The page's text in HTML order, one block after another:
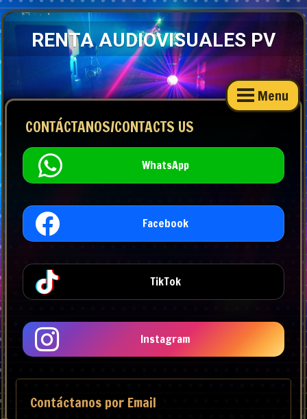
RENTA AUDIOVISUALES PV
Menu
CONTÁCTANOS/CONTACTS US
WhatsApp
Facebook
TikTok
Instagram
Contáctanos por Email